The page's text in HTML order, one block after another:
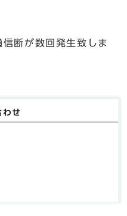
断が数回発生致しま
わせ